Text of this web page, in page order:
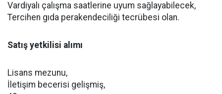
Vardiyalı çalışma saatlerine uyum sağlayabilecek,
Tercihen gıda perakendeciliği tecrübesi olan.
Satış yetkilisi alımı
Lisans mezunu,
İletişim becerisi gelişmiş,